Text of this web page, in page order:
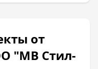
по
соотношения
от
"МВ Стил-